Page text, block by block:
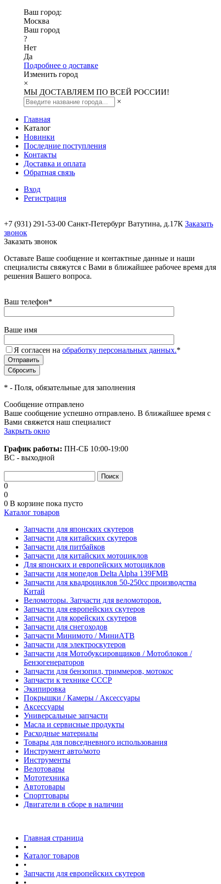
Ваш город:
Москва
Ваш город
?
Нет
Да
Подробнее о доставке
Изменить город
×
МЫ ДОСТАВЛЯЕМ ПО ВСЕЙ РОССИИ!
×
Главная
Каталог
Новинки
Последние поступления
Контакты
Доставка и оплата
Обратная связь
Вход
Регистрация
+7 (931) 291-53-00 Санкт-Петербург Ватутина, д.17К Заказать
звонок
Заказать звонок
Оставьте Ваше сообщение и контактные данные и наши
специалисты свяжутся с Вами в ближайшее рабочее время для
решения Вашего вопроса.
Ваш телефон*
Ваше имя
Я согласен на обработку персональных данных.*
* - Поля, обязательные для заполнения
Сообщение отправлено
Ваше сообщение успешно отправлено. В ближайшее время с
Вами свяжется наш специалист
Закрыть окно
График работы: ПН-СБ 10:00-19:00
ВС - выходной
0
0
0 В корзине пока пусто
Каталог товаров
Запчасти для японских скутеров
Запчасти для китайских скутеров
Запчасти для питбайков
Запчасти для китайских мотоциклов
Для японских и европейских мотоциклов
Запчасти для мопедов Delta Alpha 139FMB
Запчасти для квадроциклов 50-250сс производства
Китай
Веломоторы. Запчасти для веломоторов.
Запчасти для европейских скутеров
Запчасти для корейских скутеров
Запчасти для снегоходов
Запчасти Минимото / МиниАТВ
Запчасти для электроскутеров
Запчасти для Мотобуксировщиков / Мотоблоков /
Бензогенераторов
Запчасти для бензопил, триммеров, мотокос
Запчасти к технике СССР
Экипировка
Покрышки / Камеры / Аксессуары
Аксессуары
Универсальные запчасти
Масла и сервисные продукты
Расходные материалы
Товары для повседневного использования
Инструмент авто/мото
Инструменты
Велотовары
Мототехника
Автотовары
Спорттовары
Двигатели в сборе в наличии
Главная страница
•
Каталог товаров
•
Запчасти для европейских скутеров
•